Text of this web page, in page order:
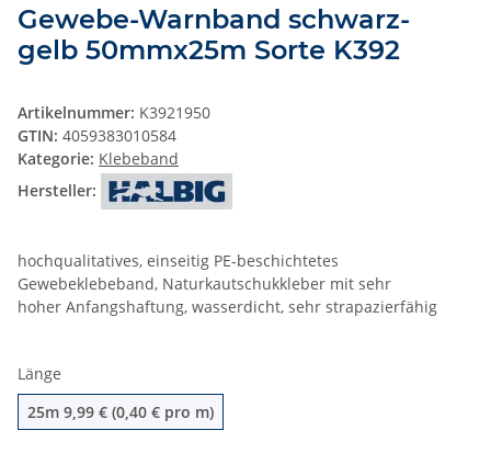
Gewebe-Warnband schwarz-
gelb 50mmx25m Sorte K392
Artikelnummer: K3921950
GTIN: 4059383010584
Kategorie: Klebeband
Hersteller:
hochqualitatives, einseitig PE-beschichtetes
Gewebeklebeband, Naturkautschukkleber mit sehr
hoher Anfangshaftung, wasserdicht, sehr strapazierfähig
Länge
25m 25m
9,99 € (0,40 € pro m)